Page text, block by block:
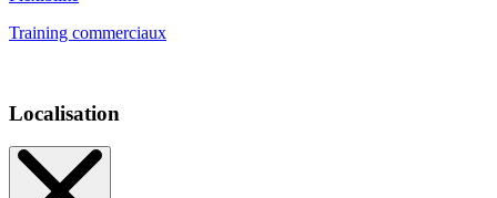
Training commerciaux
Localisation